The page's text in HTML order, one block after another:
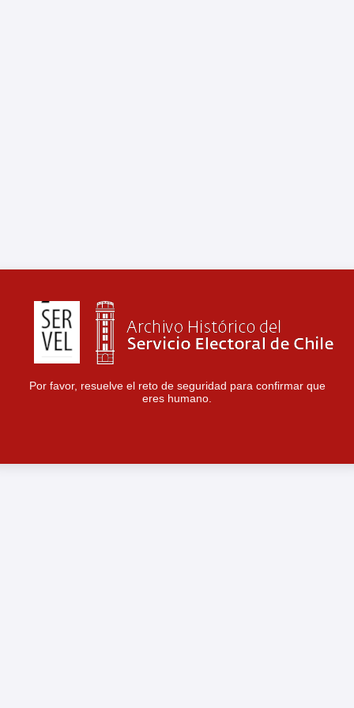
Por favor, resuelve el reto de seguridad para confirmar que
eres humano.